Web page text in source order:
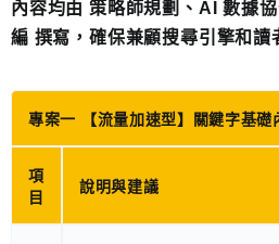
內容均由 策略師規劃、AI 數據
編 撰寫，確保兼顧搜尋引擎和讀
專案一 【流量加速型】關鍵字基礎
項
目
說明與建議